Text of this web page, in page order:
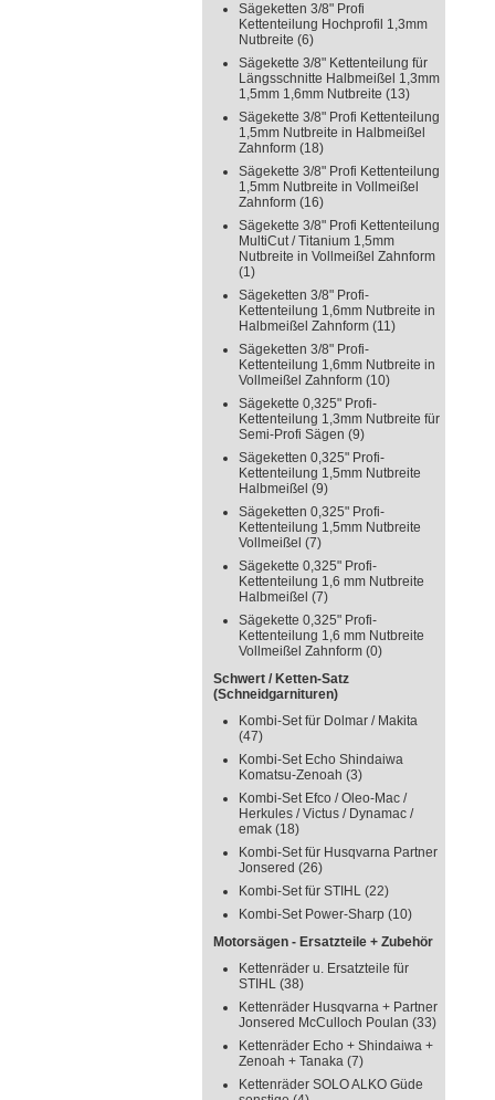
Sägeketten 3/8" Profi
Kettenteilung Hochprofil 1,3mm
Nutbreite (6)
Sägekette 3/8" Kettenteilung für
Längsschnitte Halbmeißel 1,3mm
1,5mm 1,6mm Nutbreite (13)
Sägekette 3/8" Profi Kettenteilung
1,5mm Nutbreite in Halbmeißel
Zahnform (18)
Sägekette 3/8" Profi Kettenteilung
1,5mm Nutbreite in Vollmeißel
Zahnform (16)
Sägekette 3/8" Profi Kettenteilung
MultiCut / Titanium 1,5mm
Nutbreite in Vollmeißel Zahnform
(1)
Sägeketten 3/8" Profi-
Kettenteilung 1,6mm Nutbreite in
Halbmeißel Zahnform (11)
Sägeketten 3/8" Profi-
Kettenteilung 1,6mm Nutbreite in
Vollmeißel Zahnform (10)
Sägekette 0,325" Profi-
Kettenteilung 1,3mm Nutbreite für
Semi-Profi Sägen (9)
Sägeketten 0,325" Profi-
Kettenteilung 1,5mm Nutbreite
Halbmeißel (9)
Sägeketten 0,325" Profi-
Kettenteilung 1,5mm Nutbreite
Vollmeißel (7)
Sägekette 0,325" Profi-
Kettenteilung 1,6 mm Nutbreite
Halbmeißel (7)
Sägekette 0,325" Profi-
Kettenteilung 1,6 mm Nutbreite
Vollmeißel Zahnform (0)
Schwert / Ketten-Satz
(Schneidgarnituren)
Kombi-Set für Dolmar / Makita
(47)
Kombi-Set Echo Shindaiwa
Komatsu-Zenoah (3)
Kombi-Set Efco / Oleo-Mac /
Herkules / Victus / Dynamac /
emak (18)
Kombi-Set für Husqvarna Partner
Jonsered (26)
Kombi-Set für STIHL (22)
Kombi-Set Power-Sharp (10)
Motorsägen - Ersatzteile + Zubehör
Kettenräder u. Ersatzteile für
STIHL (38)
Kettenräder Husqvarna + Partner
Jonsered McCulloch Poulan (33)
Kettenräder Echo + Shindaiwa +
Zenoah + Tanaka (7)
Kettenräder SOLO ALKO Güde